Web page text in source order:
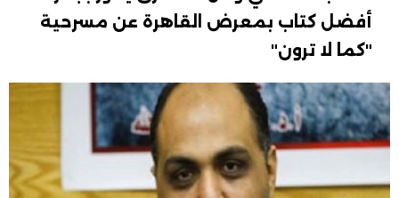
أفضل كتاب بمعرض القاهرة عن مسرحية
"كما لا ترون"